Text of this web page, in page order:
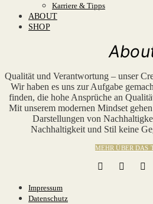
Karriere & Tipps
ABOUT
SHOP
Qualität und Verantwortung – unser
Wir haben es uns zur Aufgabe
finden, die hohe Ansprüche an
Mit unserem modernen Mindset
Darstellungen von
Nachhaltigkeit und Stil keine
MEHR ÜBER DAS
Impressum
Datenschutz